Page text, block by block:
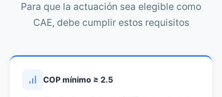
Para que la actuación sea elegible como
CAE, debe cumplir estos requisitos
COP mínimo ≥ 2.5